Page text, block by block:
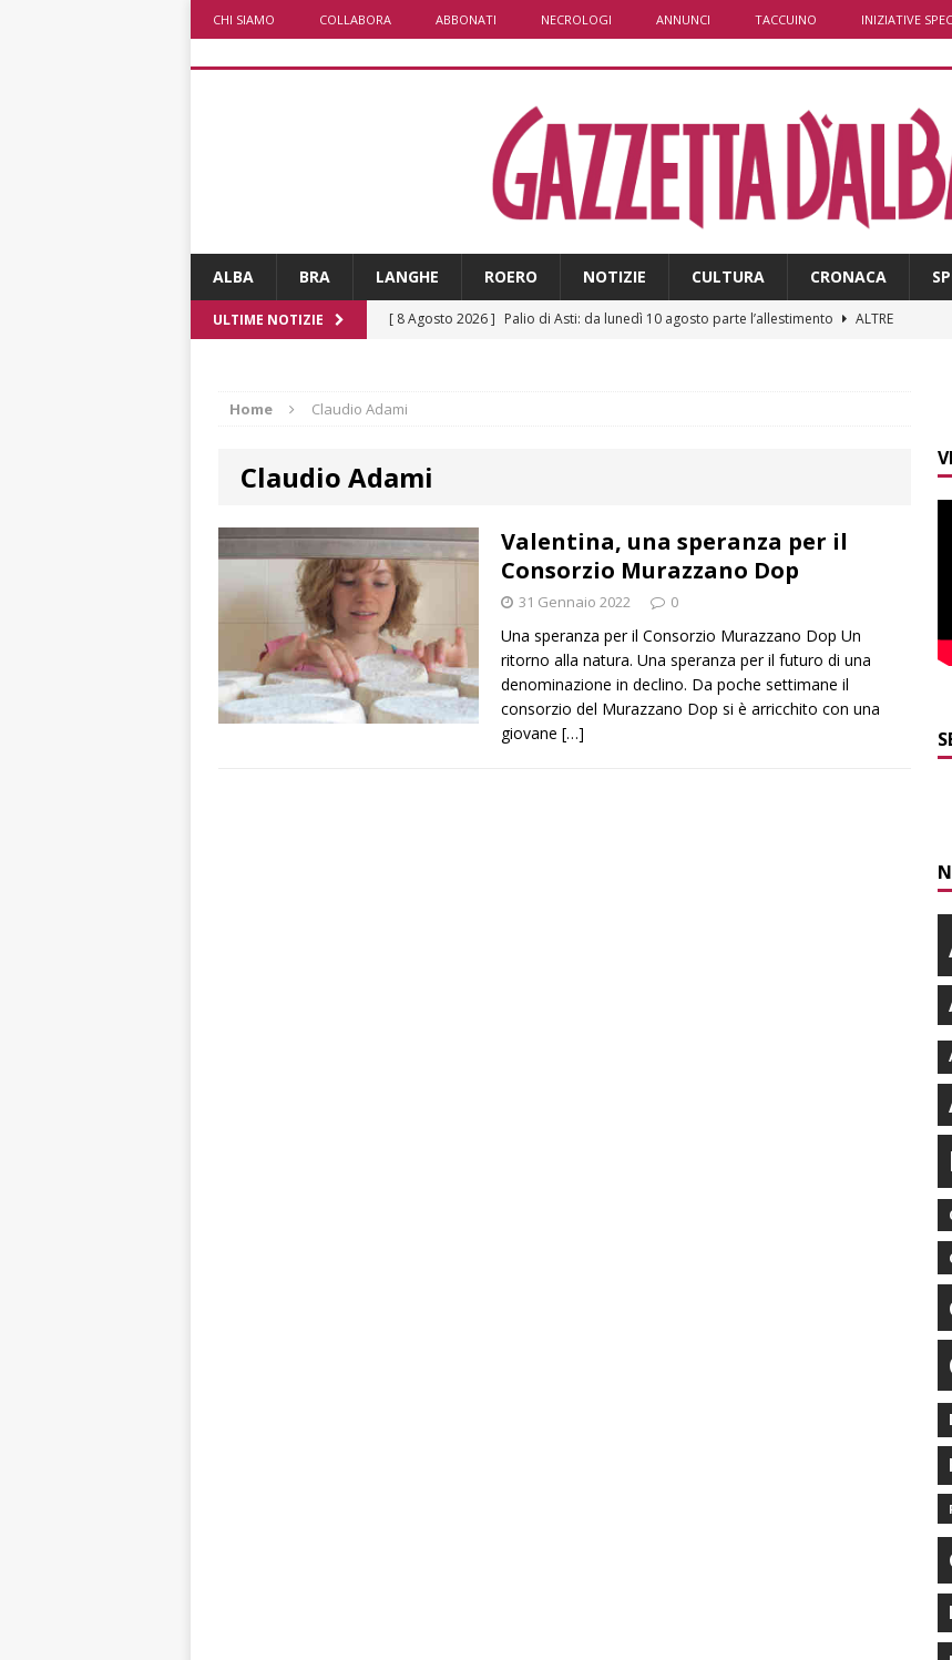
CHI SIAMO COLLABORA ABBONATI NECROLOGI ANNUNCI TACCUINO INIZIATIVE
ALBA BRA LANGHE ROERO NOTIZIE CULTURA CRONACA
ULTIME NOTIZIE [ 8 Agosto 2026 ] Palio di Asti: da lunedì 10 agosto parte l’allestimento
ALTRE
LANGHE
visita al grattacielo della Regione
ALBA
[ 8 Agosto 2026 ]
Da Cgil e Uil parte un esposto sul caso Crc-La Stampa
[ 8 Agosto 2026 ]
ALBA
[ 8 Agosto 2026 ]
La magia della Notte delle stelle: ad Alba è tutto pronto per
ALBA
Home Claudio Adami
Claudio Adami
Valentina, una speranza per il
Consorzio Murazzano Dop
31 Gennaio 2022 0
Una speranza per il Consorzio Murazzano Dop Un
ritorno alla natura. Una speranza per il futuro di una
denominazione in declino. Da poche settimane il
consorzio del Murazzano Dop si è arricchito con una
giovane […]